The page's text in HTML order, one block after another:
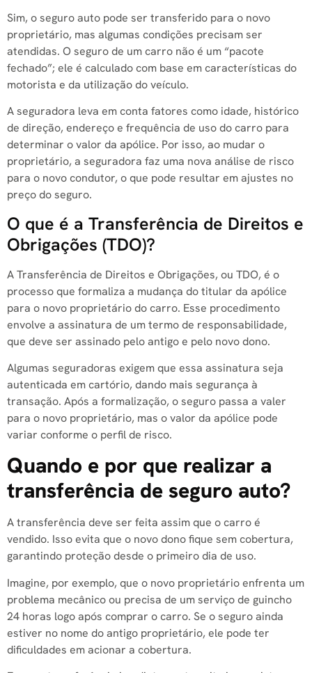
Sim, o seguro auto pode ser transferido para o novo
proprietário, mas algumas condições precisam ser
atendidas. O seguro de um carro não é um “pacote
fechado”; ele é calculado com base em características do
motorista e da utilização do veículo.
A seguradora leva em conta fatores como idade, histórico
de direção, endereço e frequência de uso do carro para
determinar o valor da apólice. Por isso, ao mudar o
proprietário, a seguradora faz uma nova análise de risco
para o novo condutor, o que pode resultar em ajustes no
preço do seguro.
O que é a Transferência de Direitos e
Obrigações (TDO)?
A Transferência de Direitos e Obrigações, ou TDO, é o
processo que formaliza a mudança do titular da apólice
para o novo proprietário do carro. Esse procedimento
envolve a assinatura de um termo de responsabilidade,
que deve ser assinado pelo antigo e pelo novo dono.
Algumas seguradoras exigem que essa assinatura seja
autenticada em cartório, dando mais segurança à
transação. Após a formalização, o seguro passa a valer
para o novo proprietário, mas o valor da apólice pode
variar conforme o perfil de risco.
Quando e por que realizar a
transferência de seguro auto?
A transferência deve ser feita assim que o carro é
vendido. Isso evita que o novo dono fique sem cobertura,
garantindo proteção desde o primeiro dia de uso.
Imagine, por exemplo, que o novo proprietário enfrenta um
problema mecânico ou precisa de um serviço de guincho
24 horas logo após comprar o carro. Se o seguro ainda
estiver no nome do antigo proprietário, ele pode ter
dificuldades em acionar a cobertura.